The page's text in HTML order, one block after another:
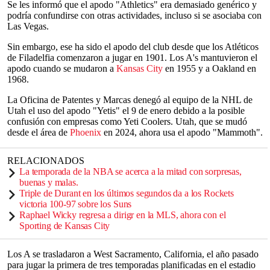
Se les informó que el apodo "Athletics" era demasiado genérico y
podría confundirse con otras actividades, incluso si se asociaba con
Las Vegas.
Sin embargo, ese ha sido el apodo del club desde que los Atléticos
de Filadelfia comenzaron a jugar en 1901. Los A's mantuvieron el
apodo cuando se mudaron a Kansas City en 1955 y a Oakland en
1968.
La Oficina de Patentes y Marcas denegó al equipo de la NHL de
Utah el uso del apodo "Yetis" el 9 de enero debido a la posible
confusión con empresas como Yeti Coolers. Utah, que se mudó
desde el área de Phoenix en 2024, ahora usa el apodo "Mammoth".
RELACIONADOS
La temporada de la NBA se acerca a la mitad con sorpresas,
buenas y malas.
Triple de Durant en los últimos segundos da a los Rockets
victoria 100-97 sobre los Suns
Raphael Wicky regresa a dirigr en la MLS, ahora con el
Sporting de Kansas City
Los A se trasladaron a West Sacramento, California, el año pasado
para jugar la primera de tres temporadas planificadas en el estadio